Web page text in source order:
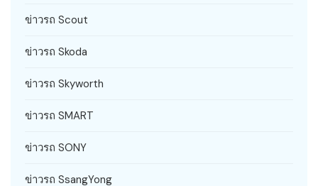
ข่าวรถ Scout
ข่าวรถ Skoda
ข่าวรถ Skyworth
ข่าวรถ SMART
ข่าวรถ SONY
ข่าวรถ SsangYong